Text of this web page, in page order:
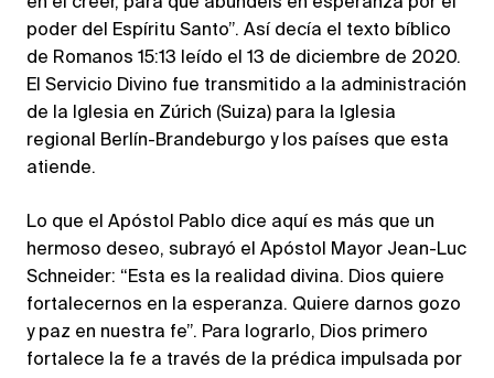
en el creer, para que abundéis en esperanza por el
poder del Espíritu Santo”. Así decía el texto bíblico
de Romanos 15:13 leído el 13 de diciembre de 2020.
El Servicio Divino fue transmitido a la administración
de la Iglesia en Zúrich (Suiza) para la Iglesia
regional Berlín-Brandeburgo y los países que esta
atiende.
Lo que el Apóstol Pablo dice aquí es más que un
hermoso deseo, subrayó el Apóstol Mayor Jean-Luc
Schneider: “Esta es la realidad divina. Dios quiere
fortalecernos en la esperanza. Quiere darnos gozo
y paz en nuestra fe”. Para lograrlo, Dios primero
fortalece la fe a través de la prédica impulsada por